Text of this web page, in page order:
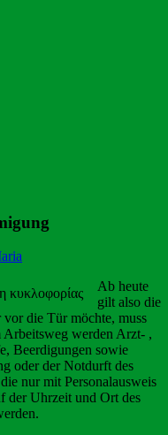
Ab heute
gilt also die
die Tür möchte, muss
Arbeitsweg werden Arzt- ,
Beerdigungen sowie
oder der Notdurft des
nur mit Personalausweis
der Uhrzeit und Ort des